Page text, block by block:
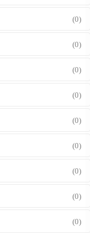
(0)
(0)
(0)
(0)
(0)
(0)
(0)
(0)
(0)